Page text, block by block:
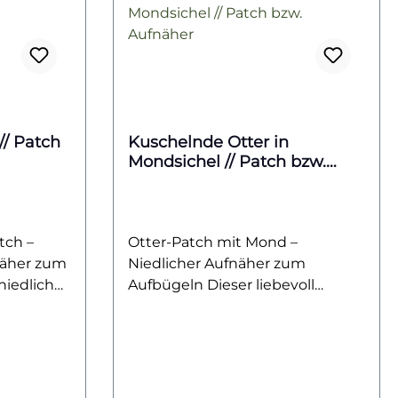
Patch
–
zum
Kuschelnde Otter in
Mondsichel // Patch bzw.
Otter-Patch mit Mond –
Niedlicher Aufnäher zum
Aufbügeln Dieser liebevoll